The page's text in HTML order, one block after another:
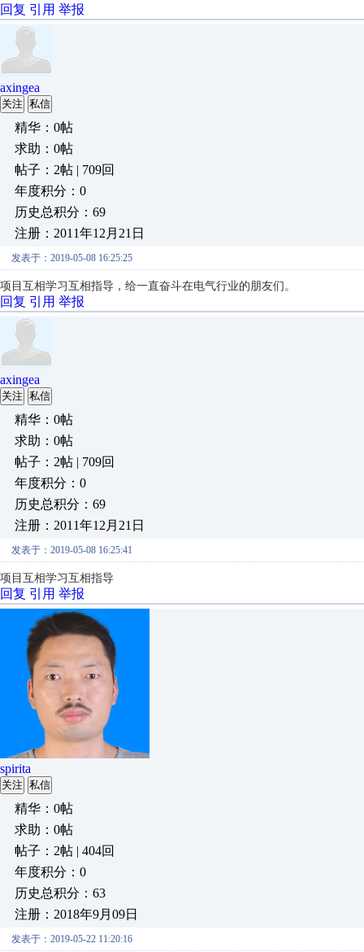
回复 引用 举报
axingea
关注 私信
精华：0帖
求助：0帖
帖子：2帖 | 709回
年度积分：0
历史总积分：69
注册：2011年12月21日
发表于：2019-05-08 16:25:25
项目互相学习互相指导，给一直奋斗在电气行业的朋友们。
回复 引用 举报
axingea
关注 私信
精华：0帖
求助：0帖
帖子：2帖 | 709回
年度积分：0
历史总积分：69
注册：2011年12月21日
发表于：2019-05-08 16:25:41
项目互相学习互相指导
回复 引用 举报
spirita
关注 私信
精华：0帖
求助：0帖
帖子：2帖 | 404回
年度积分：0
历史总积分：63
注册：2018年9月09日
发表于：2019-05-22 11:20:16